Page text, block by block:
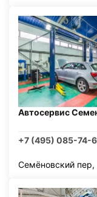
Автосервис
+7 (495) 085-74-
Семёновский пер,